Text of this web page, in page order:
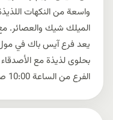
واسعة من النكهات
الميلك شيك والعصائر.
يعد فرع آيس باك في مول
بحلوى لذيذة مع
الفرع من الساعة 10:00 صباحًا حتى 12:00 منتصف الليل.